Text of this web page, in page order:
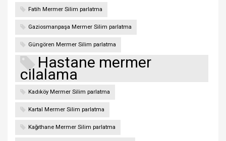
Fatih Mermer Silim parlatma
Gaziosmanpaşa Mermer Silim parlatma
Güngören Mermer Silim parlatma
Hastane mermer
cilalama
Kadıköy Mermer Silim parlatma
Kartal Mermer Silim parlatma
Kağıthane Mermer Silim parlatma